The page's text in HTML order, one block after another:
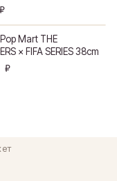
Mart THE
× FIFA SERIES 38cm
₽